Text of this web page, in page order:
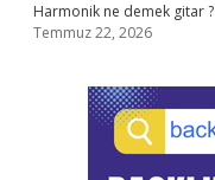
Harmonik ne demek gitar ?
Temmuz 22, 2026